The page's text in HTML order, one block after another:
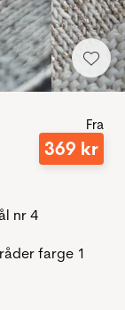
Fra
369 kr
nr 4
farge 1